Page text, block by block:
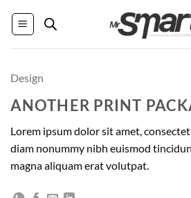
Design
ANOTHER PRINT
Lorem ipsum dolor sit amet,
diam nonummy nibh euismod
magna aliquam erat volutpat.